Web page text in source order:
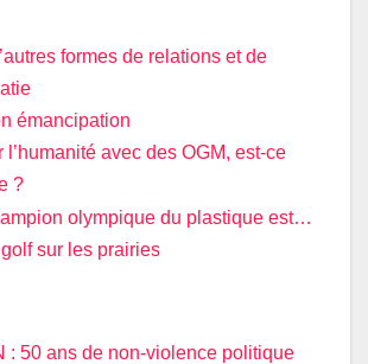
formes de relations et de
émancipation
l’humanité avec des OGM, est-ce
?
olympique du plastique est…
sur les prairies
: 50 ans de non-violence politique